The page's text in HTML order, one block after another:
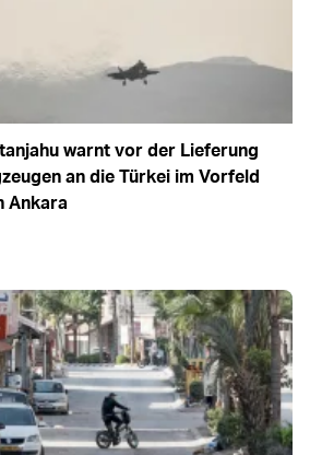
warnt vor der Lieferung
an die Türkei im Vorfeld
Ankara